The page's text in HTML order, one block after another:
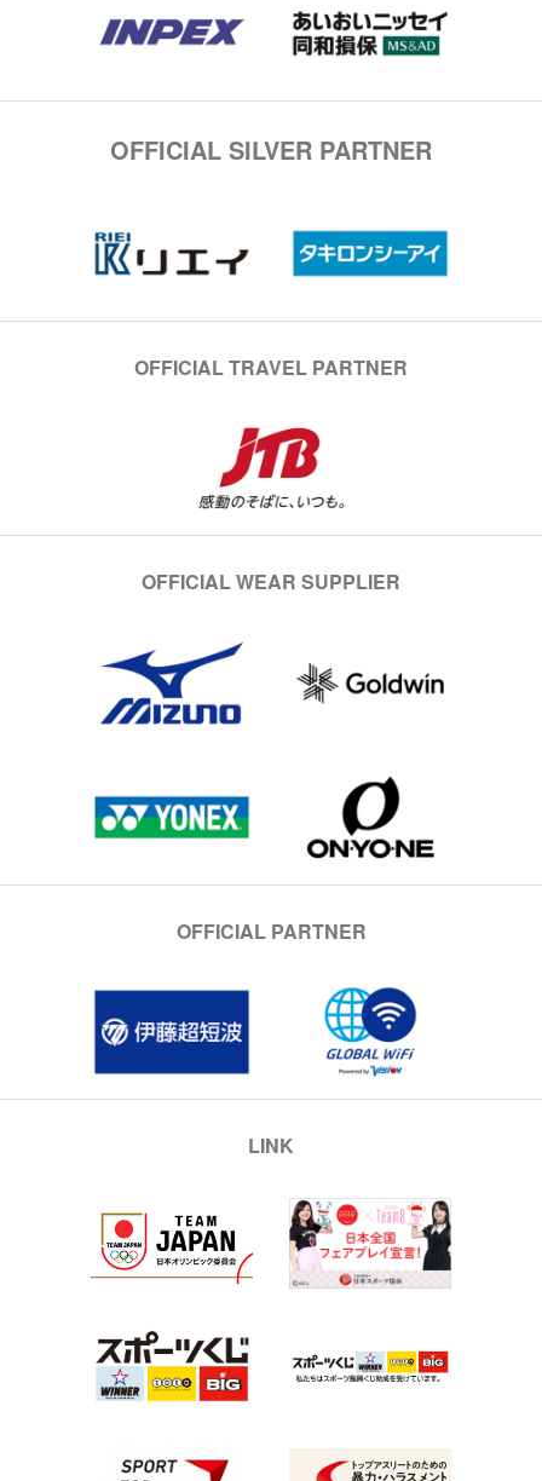
OFFICIAL SILVER PARTNER
OFFICIAL TRAVEL PARTNER
OFFICIAL WEAR SUPPLIER
OFFICIAL PARTNER
LINK